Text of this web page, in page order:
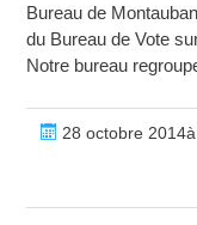
Bureau de
du Bureau de Vote
Notre bureau
28 octobre